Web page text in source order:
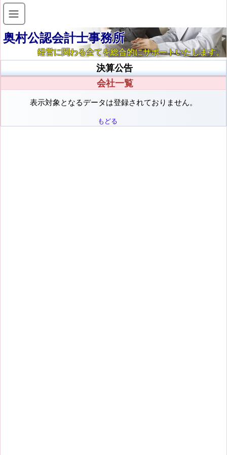
奥村公認会計士事務所
経営に関わる全てを総合的にサポートいたします。
決算公告
会社一覧
表示対象となるデータは登録されておりません。
もどる